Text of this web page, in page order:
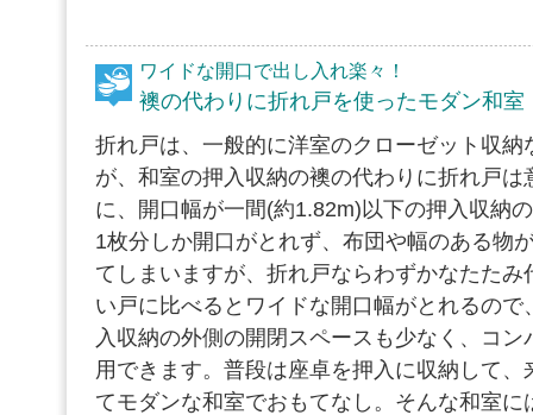
ワイドな開口で出し入れ楽々！
襖の代わりに折れ戸を使ったモダン和室
折れ戸は、一般的に洋室のクローゼット収納
が、和室の押入収納の襖の代わりに折れ戸は
に、開口幅が一間(約1.82m)以下の押入収納
1枚分しか開口がとれず、布団や幅のある物
てしまいますが、折れ戸ならわずかなたたみ
い戸に比べるとワイドな開口幅がとれるので
入収納の外側の開閉スペースも少なく、コ
用できます。普段は座卓を押入に収納して、
てモダンな和室でおもてなし。そんな和室に